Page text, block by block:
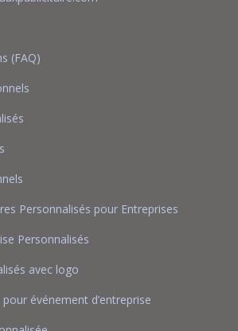
(FAQ)
Personnalisés pour Entreprises
Personnalisés
avec logo
événement d’entreprise